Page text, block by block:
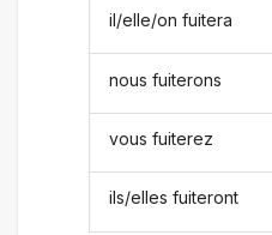
il/elle/on fuitera
nous fuiterons
vous fuiterez
ils/elles fuiteront